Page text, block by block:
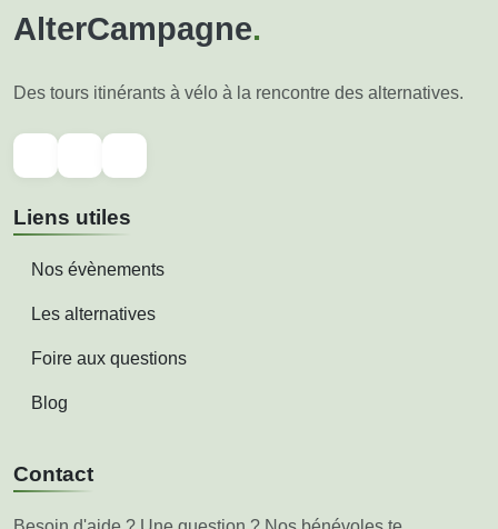
AlterCampagne.
Des tours itinérants à vélo à la rencontre des alternatives.
Liens utiles
Nos évènements
Les alternatives
Foire aux questions
Blog
Contact